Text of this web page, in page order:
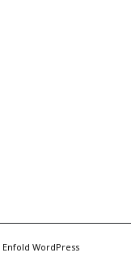
Enfold WordPress